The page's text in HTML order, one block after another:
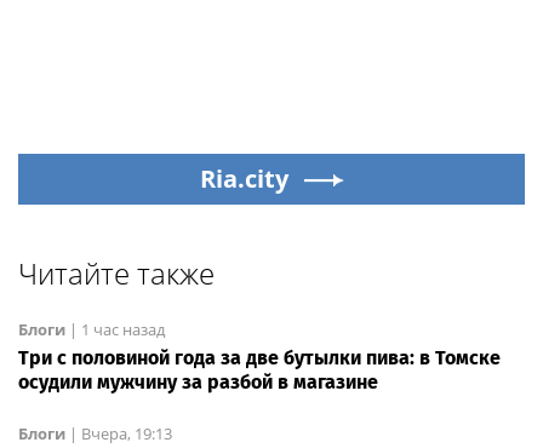
Ria.city
Читайте также
Блоги | 1 час назад
Три с половиной года за две бутылки пива: в Томске
осудили мужчину за разбой в магазине
Блоги | Вчера, 19:13